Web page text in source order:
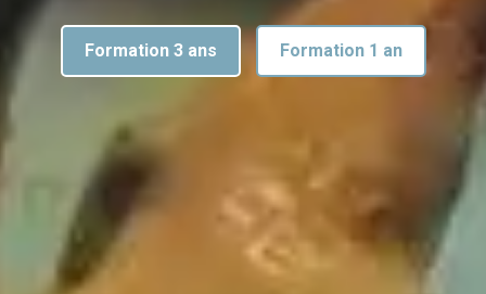
Formation 3 ans Formation 1 an